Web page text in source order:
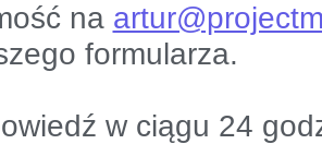
na
formularza.
w ciągu 24